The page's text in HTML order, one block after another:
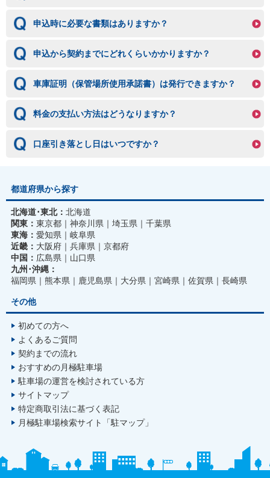
申込時に必要な書類はありますか？
申込から契約までにどれくらいかかりますか？
車庫証明（保管場所使用承諾書）は発行できますか？
料金の支払い方法はどうなりますか？
口座引き落とし日はいつですか？
都道府県から探す
北海道･東北： 北海道
関東： 東京都 神奈川県 埼玉県
千葉県
東海： 愛知県
岐阜県
近畿： 大阪府 兵庫県
京都府
中国： 広島県
山口県
九州･沖縄：
福岡県
熊本県 鹿児島県 大分県 宮崎県 佐賀県
長崎県
その他
初めての方へ
よくあるご質問
契約までの流れ
おすすめの月極駐車場
駐車場の運営を検討されている方
サイトマップ
特定商取引法に基づく表記
月極駐車場検索サイト「駐マップ」